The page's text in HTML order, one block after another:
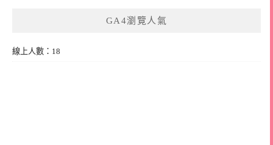
GA4瀏覽人氣
線上人數：18